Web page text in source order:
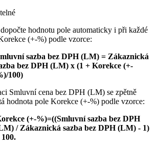
hodnotu pole automaticky i při každé
(+-%) podle vzorce:
sazba bez DPH (LM) = Zákaznická
bez DPH (LM) x (1 + Korekce (+-
100)
Smluvní cena bez DPH (LM) se zpětně
hodnota pole Korekce (+-%) podle vzorce:
(+-%)=((Smluvní sazba bez DPH
/ Zákaznická sazba bez DPH (LM) - 1)